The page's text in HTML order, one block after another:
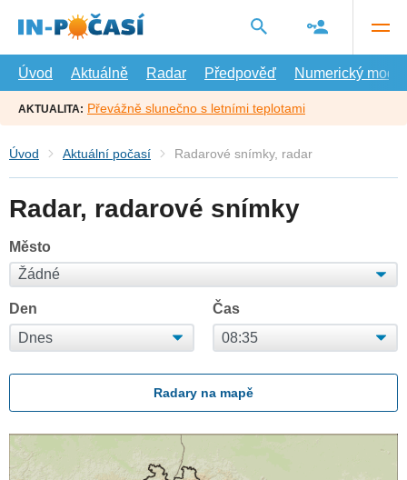
hlavní
Úvod
Aktuálně Radar Předpověď Numerický model
AKTUALITA: Převážně slunečno s letními teplotami
Úvod Aktuální počasí Radarové snímky, radar
Radar, radarové snímky
Město
Den Čas
Radary na mapě